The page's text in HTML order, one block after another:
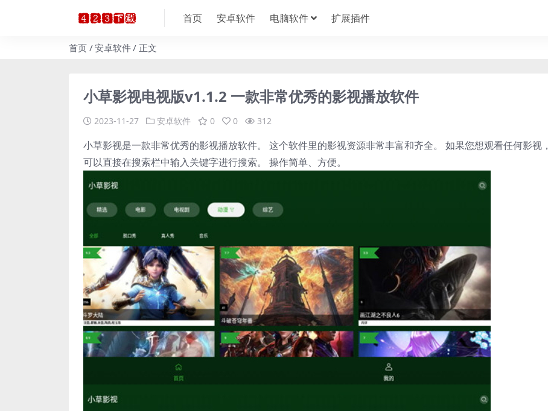
首页 安卓软件 电脑软件 扩展插件
首页 安卓软件 正文
小草影视电视版v1.1.2 一款非常优秀的影视播放软件
2023-11-27 安卓软件 0 0 312
小草影视是一款非常优秀的影视播放软件。 这个软件里的影视资源非常丰富和齐全。 如果您想观看任何影视，
可以直接在搜索栏中输入关键字进行搜索。 操作简单、方便。